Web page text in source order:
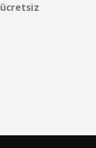
ücretsiz